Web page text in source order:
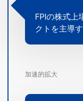
FPIの株式上
クトを主導
加速的拡大